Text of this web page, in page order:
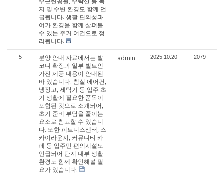
지 및 수변 환경도 함께 언
급됩니다. 생활 편의성과
여가 환경을 함께 살펴볼
수 있는 주거 여건으로 정
리됩니다.
5
분양 안내 자료에서는 발
코니 확장과 일부 빌트인
가전 제공 내용이 안내된
바 있습니다. 침실 에어컨,
냉장고, 세탁기 등 입주 초
기 생활에 필요한 품목이
포함된 것으로 소개되어,
초기 준비 부담을 줄이는
요소로 참고할 수 있습니
다. 또한 피트니스센터, 스
카이라운지, 커뮤니티 카
페 등 입주민 편의시설도
언급되어 단지 내부 생활
환경도 함께 확인해볼 필
요가 있습니다.
admin 2025.10.20 2079